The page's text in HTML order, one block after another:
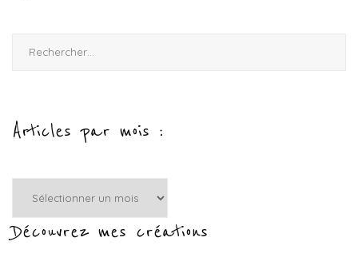
Articles par mois :
:Découvrez mes créations